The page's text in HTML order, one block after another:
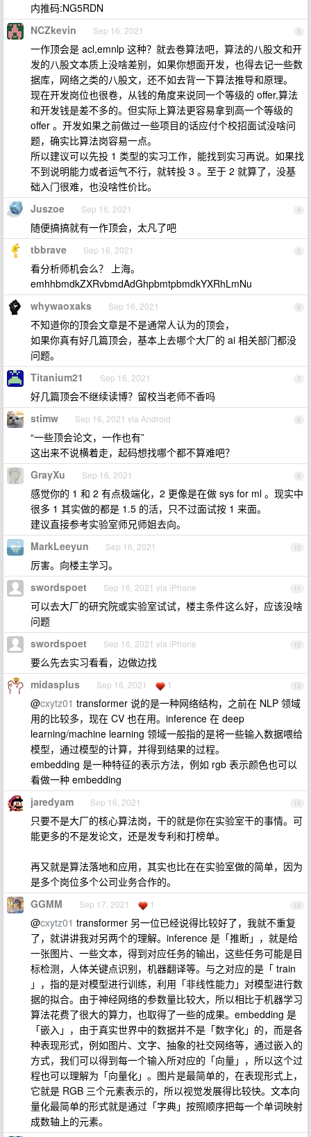
内推码:NG5RDN
3
NCZkevin Sep 16, 2021
一作顶会是 acl,emnlp 这种？就去卷算法吧，算法的八股文和开
发的八股文本质上没啥差别，如果你想面开发，也得去记一些数
据库，网络之类的八股文，还不如去背一下算法推导和原理。
现在开发岗位也很卷，从钱的角度来说同一个等级的 offer,算法
和开发钱是差不多的。但实际上算法更容易拿到高一个等级的
offer 。开发如果之前做过一些项目的话应付个校招面试没啥问
题，确实比算法岗容易一点。
所以建议可以先投 1 类型的实习工作，能找到实习再说。如果找
不到说明能力或者运气不行，就转投 3 。至于 2 就算了，没基
础入门很难，也没啥性价比。
4
Juszoe Sep 16, 2021
随便搞搞就有一作顶会，太凡了吧
5
tbbrave Sep 16, 2021
看分析师机会么？ 上海。
emhhbmdkZXRvbmdAdGhpbmtpbmdkYXRhLmNu
6
whywaoxaks Sep 16, 2021
不知道你的顶会文章是不是通常人认为的顶会，
如果你真有好几篇顶会，基本上去哪个大厂的 ai 相关部门都没
问题。
7
Titanium21 Sep 16, 2021
好几篇顶会不继续读博？留校当老师不香吗
8
stimw Sep 16, 2021 via Android
“一些顶会论文，一作也有”
这出来不说横着走，起码想找哪个都不算难吧？
9
GrayXu Sep 16, 2021
感觉你的 1 和 2 有点极端化，2 更像是在做 sys for ml 。现实中
很多 1 其实做的都是 1.5 的活，只不过面试按 1 来面。
建议直接参考实验室师兄师姐去向。
10
MarkLeeyun Sep 16, 2021
厉害。向楼主学习。
11
swordspoet Sep 16, 2021 via iPhone
可以去大厂的研究院或实验室试试，楼主条件这么好，应该没啥
问题
12
swordspoet Sep 16, 2021 via iPhone
要么先去实习看看，边做边找
13
midasplus Sep 16, 2021 1
@cxytz01 transformer 说的是一种网络结构，之前在 NLP 领域
用的比较多，现在 CV 也在用。inference 在 deep
learning/machine learning 领域一般指的是将一些输入数据喂给
模型，通过模型的计算，并得到结果的过程。
embedding 是一种特征的表示方法，例如 rgb 表示颜色也可以
看做一种 embedding
14
jaredyam Sep 16, 2021
只要不是大厂的核心算法岗，干的就是你在实验室干的事情。可
能更多的不是发论文，还是发专利和打榜单。
再又就是算法落地和应用，其实也比在在实验室做的简单，因为
是多个岗位多个公司业务合作的。
15
GGMM Sep 17, 2021 1
@cxytz01 transformer 另一位已经说得比较好了，我就不重复
了，就讲讲我对另两个的理解。inference 是「推断」，就是给
一张图片、一些文本，得到对应任务的输出，这些任务可能是目
标检测，人体关键点识别，机器翻译等。与之对应的是「 train
」，指的是对模型进行训练，利用「非线性能力」对模型进行数
据的拟合。由于神经网络的参数量比较大，所以相比于机器学习
算法花费了很大的算力，也取得了一些的成果。embedding 是
「嵌入」，由于真实世界中的数据并不是「数字化」的，而是各
种表现形式，例如图片、文字、抽象的社交网络等，通过嵌入的
方式，我们可以得到每一个输入所对应的「向量」，所以这个过
程也可以理解为「向量化」。图片是最简单的，在表现形式上，
它就是 RGB 三个元素表示的，所以视觉发展得比较快。文本向
量化最简单的形式就是通过「字典」按照顺序把每一个单词映射
成数轴上的元素。